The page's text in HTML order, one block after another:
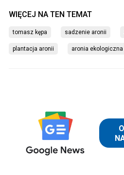
tomasz kępa sadzenie aronii
plantacja aronii aronia ekologiczna